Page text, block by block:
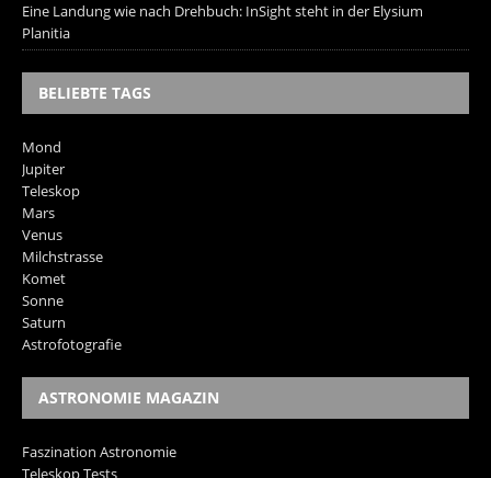
Eine Landung wie nach Drehbuch: InSight steht in der Elysium
Planitia
BELIEBTE TAGS
Mond
Jupiter
Teleskop
Mars
Venus
Milchstrasse
Komet
Sonne
Saturn
Astrofotografie
ASTRONOMIE MAGAZIN
Faszination Astronomie
Teleskop Tests